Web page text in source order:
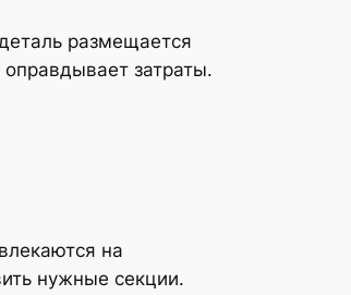
размещается
затраты.
на
нужные секции.